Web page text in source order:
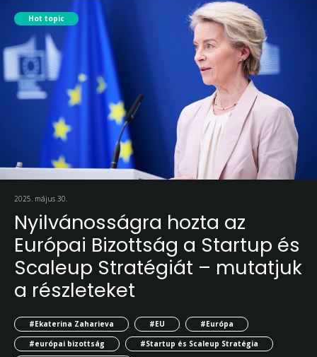
Hot topic
2025. május 30.
Nyilvánosságra hozta az
Európai Bizottság a Startup és
Scaleup Stratégiát – mutatjuk
a részleteket
#Ekaterina Zaharieva #EU
#Európa
#európai bizottság
#Startup és Scaleup Stratégia